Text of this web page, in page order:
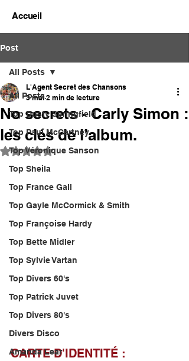
Accueil
Post
All Posts
Top Dusty Springfield
Top Paul McCartney
Top Véronique Sanson
Top Sheila
Top France Gall
Top Gayle McCormick & Smith
Top Françoise Hardy
Top Bette Midler
Top Sylvie Vartan
Top Divers 60's
Top Patrick Juvet
Top Divers 80's
Divers Disco
Amanda Lear
All Posts
No secrets - Carly Simon :
les clés de l’album.
L'Agent Secret des Chansons
3 mai 2 min de lecture
Noté NaN étoiles sur 5.
CARTE D'IDENTITÉ :